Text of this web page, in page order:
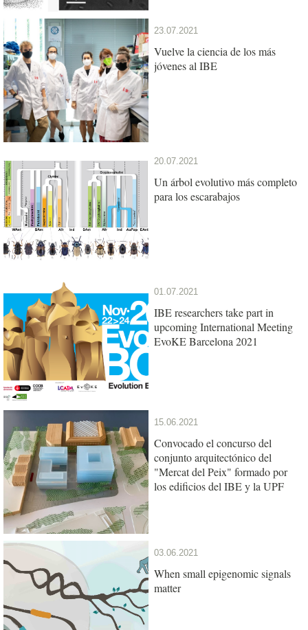
23.07.2021
Vuelve la ciencia de los más
jóvenes al IBE
20.07.2021
Un árbol evolutivo más completo
para los escarabajos
01.07.2021
IBE researchers take part in
upcoming International Meeting
EvoKE Barcelona 2021
15.06.2021
Convocado el concurso del
conjunto arquitectónico del
"Mercat del Peix" formado por
los edificios del IBE y la UPF
03.06.2021
When small epigenomic signals
matter